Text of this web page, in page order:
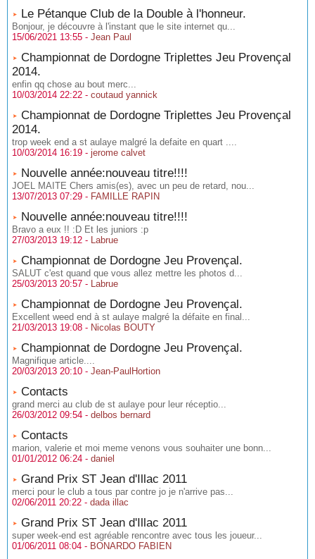
Le Pétanque Club de la Double à l'honneur.
Bonjour, je découvre à l'instant que le site internet qu...
15/06/2021 13:55 - Jean Paul
Championnat de Dordogne Triplettes Jeu Provençal
2014.
enfin qq chose au bout merc...
10/03/2014 22:22 - coutaud yannick
Championnat de Dordogne Triplettes Jeu Provençal
2014.
trop week end a st aulaye malgré la defaite en quart ....
10/03/2014 16:19 - jerome calvet
Nouvelle année:nouveau titre!!!!
JOEL MAITE Chers amis(es), avec un peu de retard, nou...
13/07/2013 07:29 - FAMILLE RAPIN
Nouvelle année:nouveau titre!!!!
Bravo a eux !! :D Et les juniors :p
27/03/2013 19:12 - Labrue
Championnat de Dordogne Jeu Provençal.
SALUT c'est quand que vous allez mettre les photos d...
25/03/2013 20:57 - Labrue
Championnat de Dordogne Jeu Provençal.
Excellent weed end à st aulaye malgré la défaite en final...
21/03/2013 19:08 - Nicolas BOUTY
Championnat de Dordogne Jeu Provençal.
Magnifique article....
20/03/2013 20:10 - Jean-PaulHortion
Contacts
grand merci au club de st aulaye pour leur réceptio...
26/03/2012 09:54 - delbos bernard
Contacts
marion, valerie et moi meme venons vous souhaiter une bonn...
01/01/2012 06:24 - daniel
Grand Prix ST Jean d'Illac 2011
merci pour le club a tous par contre jo je n'arrive pas...
02/06/2011 20:22 - dada illac
Grand Prix ST Jean d'Illac 2011
super week-end est agréable rencontre avec tous les joueur...
01/06/2011 08:04 - BONARDO FABIEN